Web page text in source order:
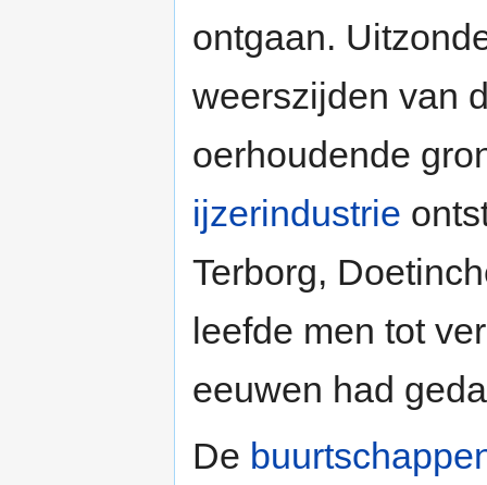
ontgaan.
weerszijden van
oerhoudende
ijzerindustrie
Terborg,
leefde men tot
eeuwen had
De